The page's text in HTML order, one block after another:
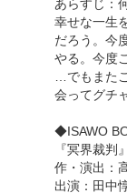
あらすじ：
幸せな一生
だろう。今
やる。今度
…でもまた
会ってグチ
◆ISAWO
『冥界裁判』
作・演出：
出演：田中